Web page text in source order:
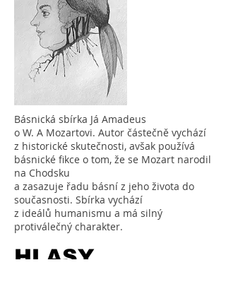
Básnická sbírka Já Amadeus
o W. A Mozartovi. Autor částečně vychází
z historické skutečnosti, avšak používá
básnické fikce o tom, že se Mozart narodil
na Chodsku
a zasazuje řadu básní z jeho života do
současnosti. Sbírka vychází
z ideálů humanismu a má silný
protiválečný charakter.
HLASY